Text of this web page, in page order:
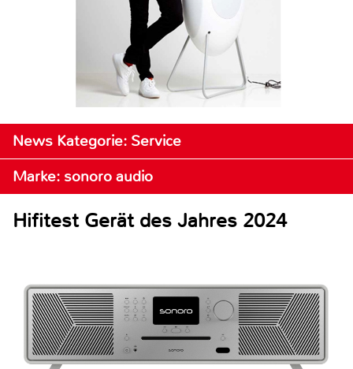
News Kategorie: Service
Marke: sonoro audio
Hifitest Gerät des Jahres 2024